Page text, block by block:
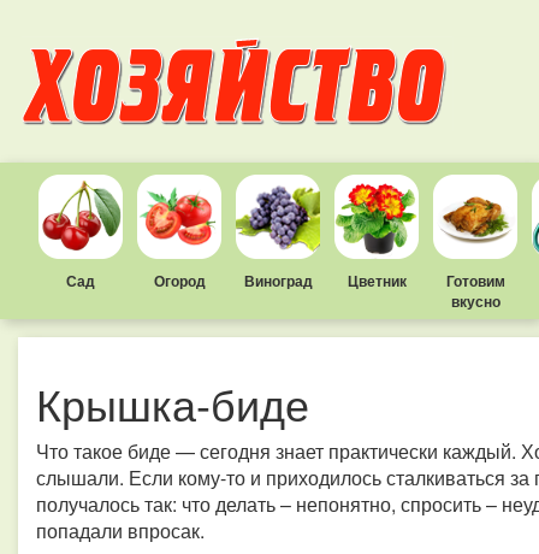
Сад Огород Виноград Цветник
Готовим
вкусно
Крышка-биде
Что такое биде — сегодня знает практически каждый.
слышали. Если кому-то и приходилось сталкиваться
получалось так: что делать – непонятно, спросить –
попадали впросак.